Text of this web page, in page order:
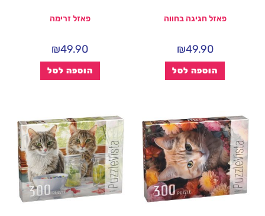
פאזל חגיגה בחווה
₪49.90
הוספה לסל
פאזל זרימה
₪49.90
הוספה לסל